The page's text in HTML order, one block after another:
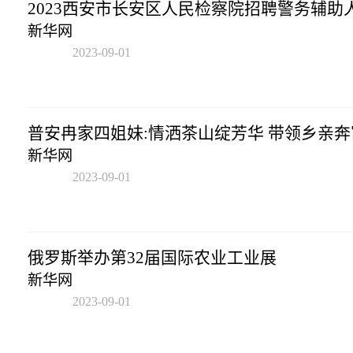
2023西安市长安区人民检察院招聘警务辅助
新华网
2023-09-01
普安冉家四姐妹:情洒茶山绽芳华 带领乡亲
新华网
2023-09-01
俄罗斯举办第32届国际农业工业展
新华网
2023-09-01